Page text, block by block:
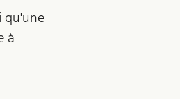
qu'une
à